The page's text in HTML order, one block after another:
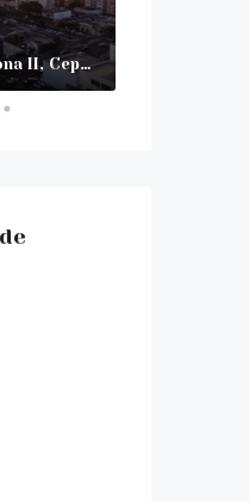
Rua Cambé, nº 3935, zona II, Cep 87502-160